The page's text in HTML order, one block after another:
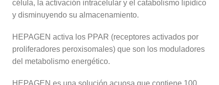
célula, la activación intracelular y el catabolismo lipídico
y disminuyendo su almacenamiento.
HEPAGEN activa los PPAR (receptores activados por
proliferadores peroxisomales) que son los moduladores
del metabolismo energético.
HEPAGEN es una solución acuosa que contiene 100